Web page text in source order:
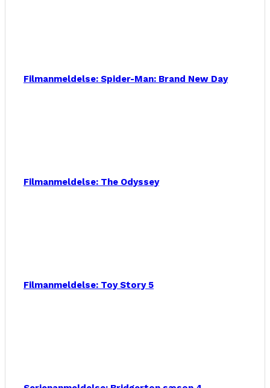
Filmanmeldelse: Spider-Man: Brand New Day
Filmanmeldelse: The Odyssey
Filmanmeldelse: Toy Story 5